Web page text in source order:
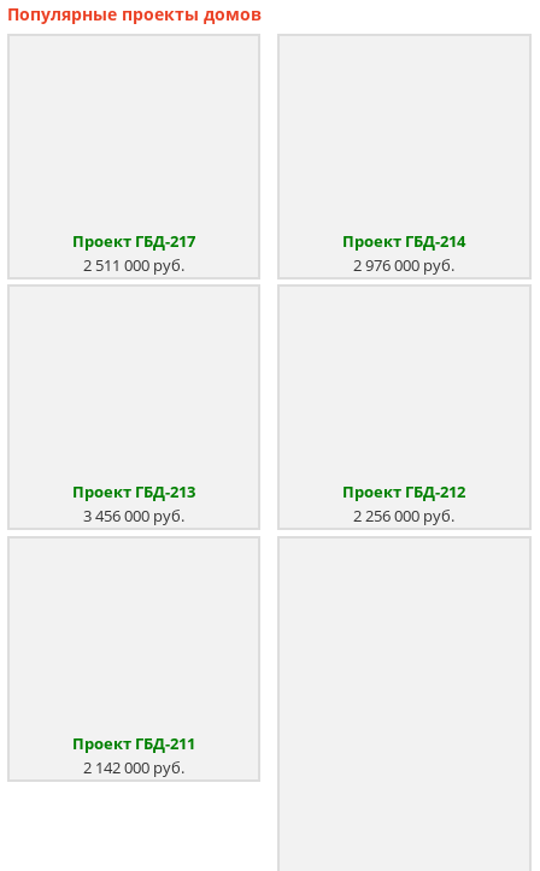
Популярные проекты домов
Проект ГБД-217
2 511 000 руб.
Проект ГБД-214
2 976 000 руб.
Проект ГБД-213
3 456 000 руб.
Проект ГБД-212
2 256 000 руб.
Проект ГБД-211
2 142 000 руб.